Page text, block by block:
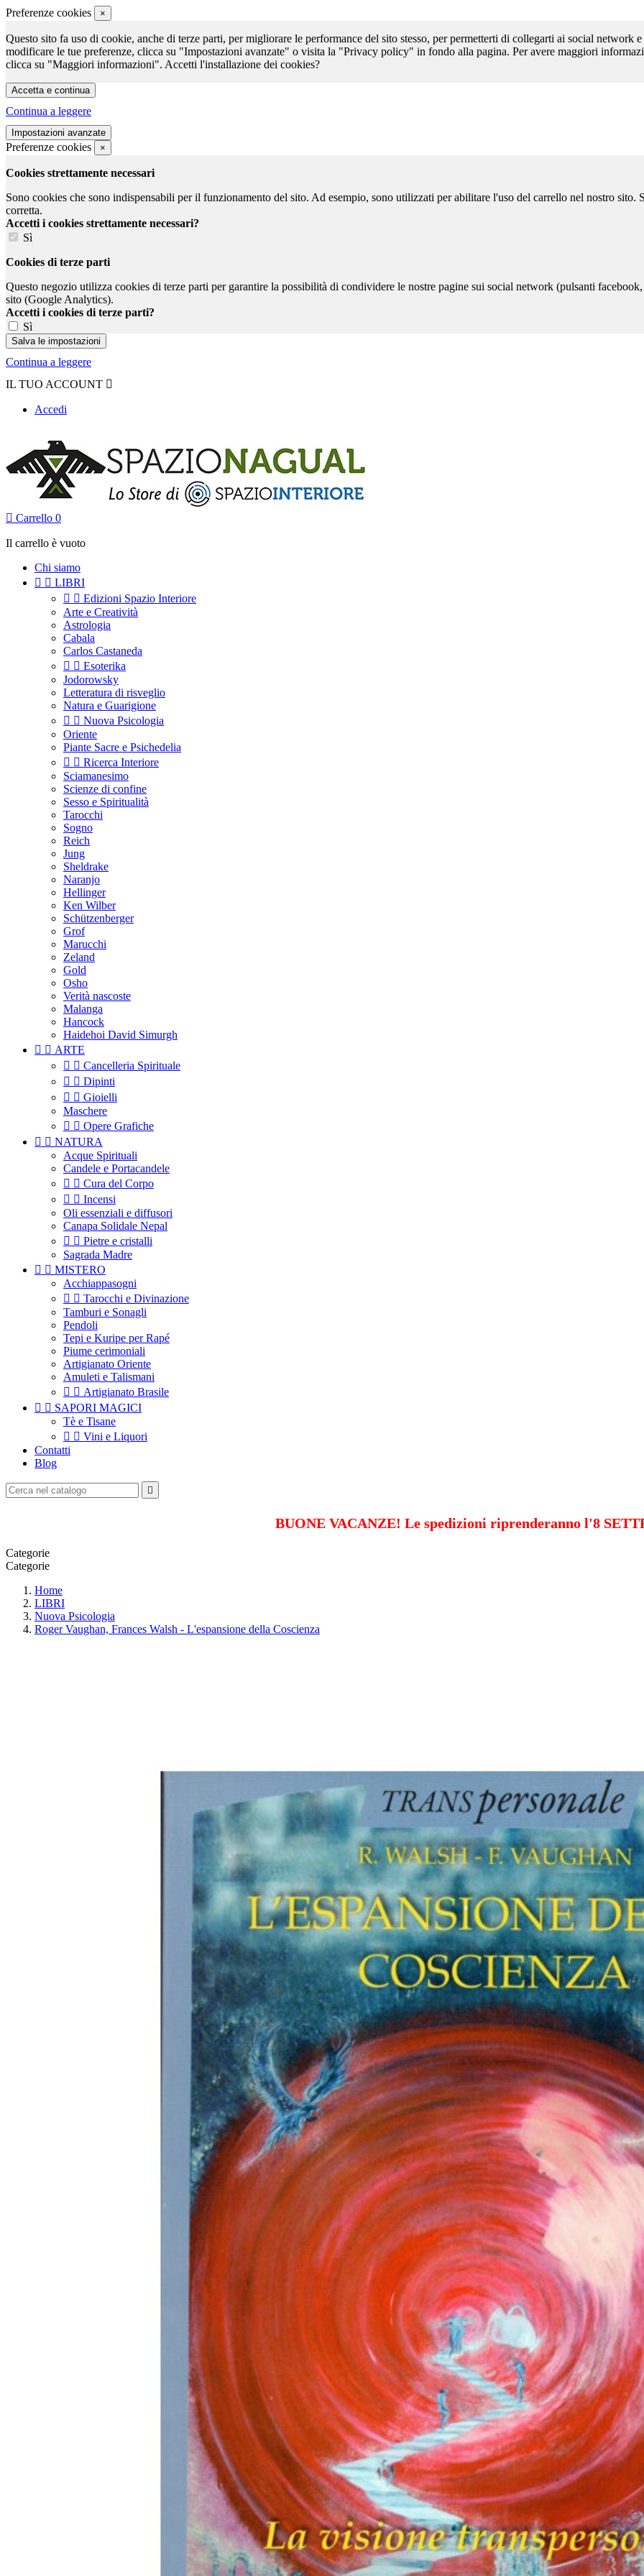
Preferenze cookies ×
Questo sito fa uso di cookie, anche di terze parti, per migliorare le performance del sito stesso, per permetterti di collegarti ai social network
modificare le tue preferenze, clicca su "Impostazioni avanzate" o visita la "Privacy policy" in fondo alla pagina. Per avere maggiori
clicca su "Maggiori informazioni". Accetti l'installazione dei cookies?
Continua a leggere
Preferenze cookies ×
Cookies strettamente necessari
Sono cookies che sono indispensabili per il funzionamento del sito. Ad esempio, sono utilizzati per abilitare l'uso del carrello nel nostro sito.
corretta.
Accetti i cookies strettamente necessari?
Sì
Cookies di terze parti
Questo negozio utilizza cookies di terze parti per garantire la possibilità di condividere le nostre pagine sui social network (pulsanti
sito (Google Analytics).
Accetti i cookies di terze parti?
Sì
Continua a leggere
IL TUO ACCOUNT 
Accedi
 Carrello 0
Il carrello è vuoto
Chi siamo
  LIBRI
  Edizioni Spazio Interiore
Arte e Creatività
Astrologia
Cabala
Carlos Castaneda
  Esoterika
Jodorowsky
Letteratura di risveglio
Natura e Guarigione
  Nuova Psicologia
Oriente
Piante Sacre e Psichedelia
  Ricerca Interiore
Sciamanesimo
Scienze di confine
Sesso e Spiritualità
Tarocchi
Sogno
Reich
Jung
Sheldrake
Naranjo
Hellinger
Ken Wilber
Schützenberger
Grof
Marucchi
Zeland
Gold
Osho
Verità nascoste
Malanga
Hancock
Haidehoi David Simurgh
  ARTE
  Cancelleria Spirituale
  Dipinti
  Gioielli
Maschere
  Opere Grafiche
  NATURA
Acque Spirituali
Candele e Portacandele
  Cura del Corpo
  Incensi
Oli essenziali e diffusori
Canapa Solidale Nepal
  Pietre e cristalli
Sagrada Madre
  MISTERO
Acchiappasogni
  Tarocchi e Divinazione
Tamburi e Sonagli
Pendoli
Tepi e Kuripe per Rapé
Piume cerimoniali
Artigianato Oriente
Amuleti e Talismani
  Artigianato Brasile
  SAPORI MAGICI
Tè e Tisane
  Vini e Liquori
Contatti
Blog

BUONE VACANZE! Le spedizioni riprenderanno l'8
Categorie
Categorie
Home
LIBRI
Nuova Psicologia
Roger Vaughan, Frances Walsh - L'espansione della Coscienza